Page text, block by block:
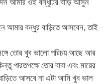
আমার বন্ধুর বাড়িতে আসবেন, তাই
তোর খুব ভালো পরিচয় আছে আর
পারতপক্ষে তোর বাবা এবং মায়ের
আসবে না এটা আমি খুব ভাল